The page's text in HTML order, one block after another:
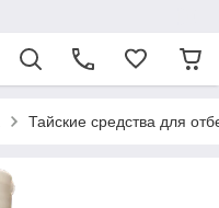
Тайские средства для